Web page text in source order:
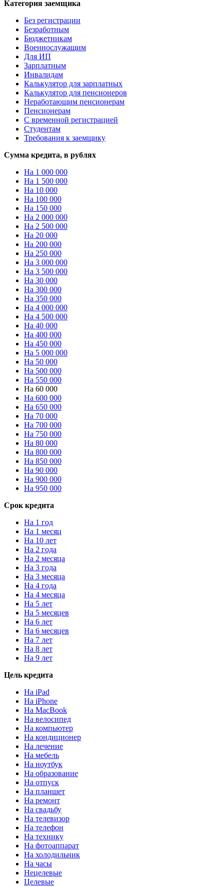
Категория заемщика
Без регистрации
Безработным
Бюджетникам
Военнослужащим
Для ИП
Зарплатным
Инвалидам
Калькулятор для зарплатных
Калькулятор для пенсионеров
Неработающим пенсионерам
Пенсионерам
С временной регистрацией
Студентам
Требования к заемщику
Сумма кредита, в рублях
На 1 000 000
На 1 500 000
На 10 000
На 100 000
На 150 000
На 2 000 000
На 2 500 000
На 20 000
На 200 000
На 250 000
На 3 000 000
На 3 500 000
На 30 000
На 300 000
На 350 000
На 4 000 000
На 4 500 000
На 40 000
На 400 000
На 450 000
На 5 000 000
На 50 000
На 500 000
На 550 000
На 60 000
На 600 000
На 650 000
На 70 000
На 700 000
На 750 000
На 80 000
На 800 000
На 850 000
На 90 000
На 900 000
На 950 000
Срок кредита
На 1 год
На 1 месяц
На 10 лет
На 2 года
На 2 месяца
На 3 года
На 3 месяца
На 4 года
На 4 месяца
На 5 лет
На 5 месяцев
На 6 лет
На 6 месяцев
На 7 лет
На 8 лет
На 9 лет
Цель кредита
На iPad
На iPhone
На MacBook
На велосипед
На компьютер
На кондиционер
На лечение
На мебель
На ноутбук
На образование
На отпуск
На планшет
На ремонт
На свадьбу
На телевизор
На телефон
На технику
На фотоаппарат
На холодильник
На часы
Нецелевые
Целевые